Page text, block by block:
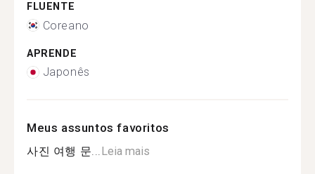
FLUENTE
Coreano
APRENDE
Japonês
Meus assuntos favoritos
사진 여행 문...Leia mais